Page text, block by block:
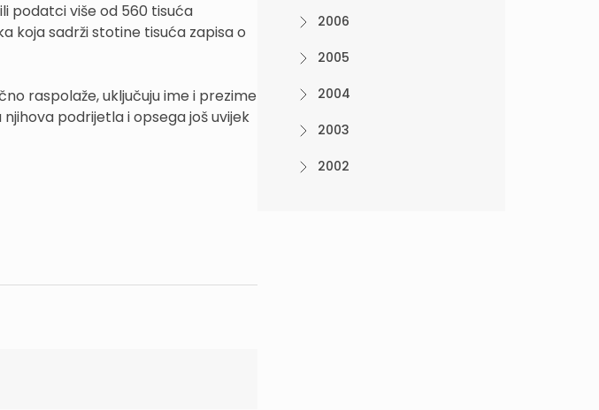
podatci više od 560 tisuća
koja sadrži stotine tisuća zapisa o
raspolaže, uključuju ime i prezime
podrijetla i opsega još uvijek
2006
2005
2004
2003
2002